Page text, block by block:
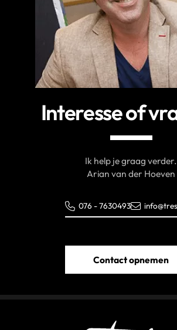
Interesse of
Ik help je graag verder.
Arian van der Hoeven
076 - 7630493
Contact opnemen